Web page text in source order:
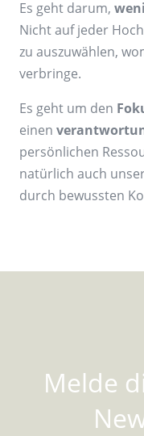
Es geht darum,
Nicht auf jeder
zu auszuwählen,
verbringe.
Es geht um den
einen
persönlichen
natürlich auch
durch bewussten
Melde